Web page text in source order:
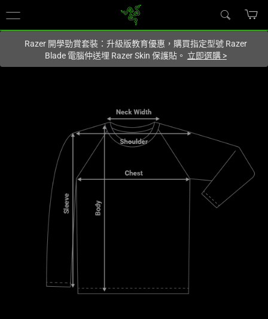
網站.
Razer 開學勁賞套裝：升級版教育優惠，購買指定型號 Razer
Blade 電腦仲送埋 Razer Skin 保護貼。 立即選購 >